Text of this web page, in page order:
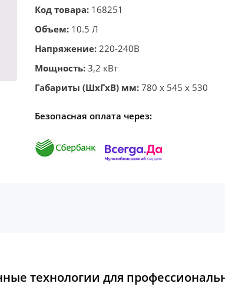
Код товара: 168251
Объем: 10.5 Л
Напряжение: 220-240В
Мощность: 3,2 кВт
Габариты (ШхГхВ) мм: 780 x 545 x 530
Безопасная оплата через:
технологии для